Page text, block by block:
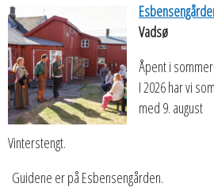
Åpent i
I 2026 har vi
med 9. august
Vinterstengt.
Guidene er på Esbensengården.